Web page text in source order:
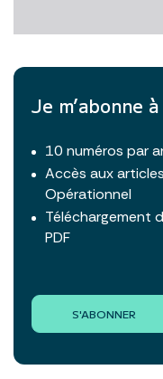
Je m’abonne
10 numéros par
Accès aux
Opérationnel
Téléchargement
PDF
S'ABONNER